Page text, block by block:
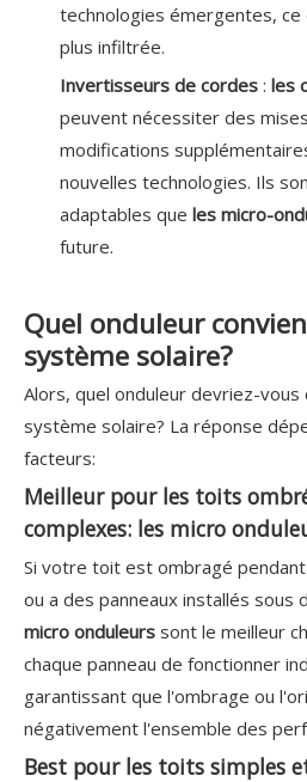
technologies émergentes, ce
plus infiltrée.
Invertisseurs de cordes : les
peuvent nécessiter des
modifications
nouvelles technologies. Ils
adaptables que les micro-
future.
Quel onduleur
système solaire?
Alors, quel onduleur devriez-
système solaire? La réponse
facteurs:
Meilleur pour les toits
complexes: les micro
Si votre toit est ombragé
ou a des panneaux installés sous
micro onduleurs sont le meilleur
chaque panneau de fonctionner
garantissant que l'ombrage ou
négativement l'ensemble des
Best pour les toits simples